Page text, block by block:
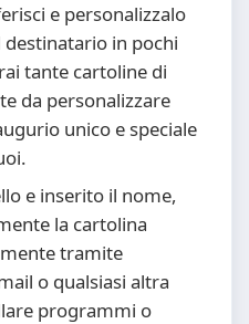
e personalizzalo
in pochi
tante cartoline di
da personalizzare
unico e speciale
e inserito il nome,
la cartolina
tramite
o qualsiasi altra
programmi o